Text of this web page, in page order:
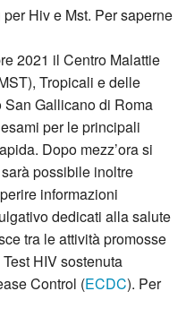
Hiv e Mst. Per saperne
2021 il Centro Malattie
Tropicali e delle
San Gallicano di Roma
per le principali
Dopo mezz’ora si
possibile inoltre
informazioni
dedicati alla salute
tra le attività promosse
HIV sostenuta
Control (ECDC). Per